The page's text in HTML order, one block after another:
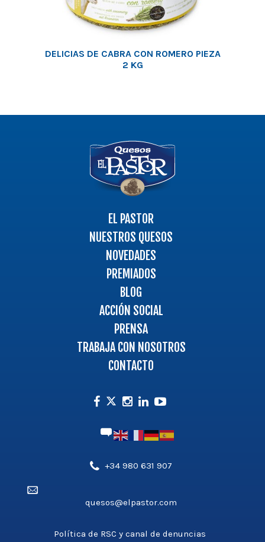
DELICIAS DE CABRA CON ROMERO PIEZA
2 KG
EL PASTOR
NUESTROS QUESOS
NOVEDADES
PREMIADOS
BLOG
ACCIÓN SOCIAL
PRENSA
TRABAJA CON NOSOTROS
CONTACTO
Facebook
TwitterInstagram
LinkedinYoutube
Teléfono',
>
+34 980 631 907
'aldea_v3');
>
quesos@elpastor.com
Política de RSC y canal de denuncias